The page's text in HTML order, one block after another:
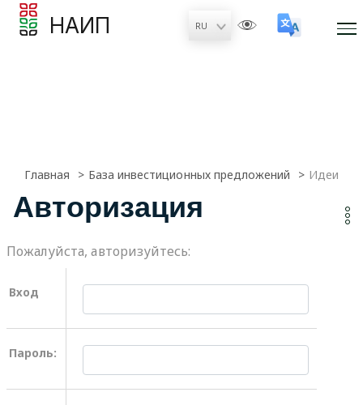
НАИП
Главная База инвестиционных предложений Идеи
Авторизация
Пожалуйста, авторизуйтесь:
Вход
Пароль: